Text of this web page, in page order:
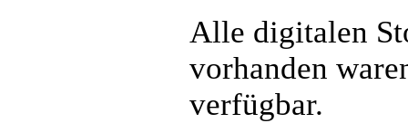
Alle digitalen
vorhanden
verfügbar.